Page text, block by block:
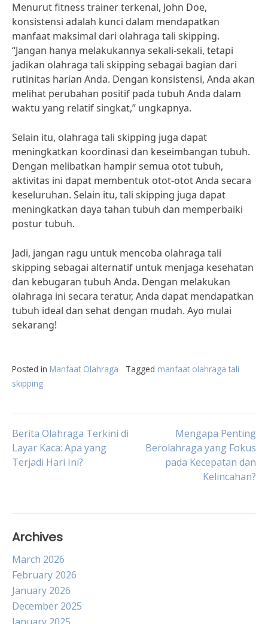
Menurut fitness trainer terkenal, John Doe,
konsistensi adalah kunci dalam mendapatkan
manfaat maksimal dari olahraga tali skipping.
“Jangan hanya melakukannya sekali-sekali, tetapi
jadikan olahraga tali skipping sebagai bagian dari
rutinitas harian Anda. Dengan konsistensi, Anda akan
melihat perubahan positif pada tubuh Anda dalam
waktu yang relatif singkat,” ungkapnya.
Selain itu, olahraga tali skipping juga dapat
meningkatkan koordinasi dan keseimbangan tubuh.
Dengan melibatkan hampir semua otot tubuh,
aktivitas ini dapat membentuk otot-otot Anda secara
keseluruhan. Selain itu, tali skipping juga dapat
meningkatkan daya tahan tubuh dan memperbaiki
postur tubuh.
Jadi, jangan ragu untuk mencoba olahraga tali
skipping sebagai alternatif untuk menjaga kesehatan
dan kebugaran tubuh Anda. Dengan melakukan
olahraga ini secara teratur, Anda dapat mendapatkan
tubuh ideal dan sehat dengan mudah. Ayo mulai
sekarang!
Posted in Manfaat Olahraga Tagged manfaat olahraga tali
skipping
Post
navigation
Berita Olahraga Terkini di
Layar Kaca: Apa yang
Terjadi Hari Ini?
Mengapa Penting
Berolahraga yang Fokus
pada Kecepatan dan
Kelincahan?
Archives
March 2026
February 2026
January 2026
December 2025